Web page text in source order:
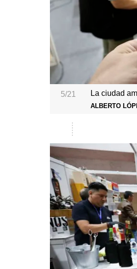
5/21 La ciudad
ALBERTO